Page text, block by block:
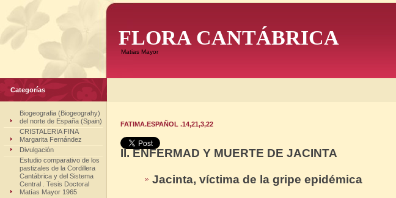
FLORA CANTÁBRICA
Matias Mayor
Categorías
Biogeografia (Biogeograhy)
del norte de España (Spain)
CRISTALERIA FINA
Margarita Fernández
Divulgación
Estudio comparativo de los
pastizales de la Cordillera
Cantábrica y del Sistema
Central . Tesis Doctoral
Matías Mayor 1965
FATIMA.ESPAÑOL .14,21,3,22
II. ENFERMAD Y MUERTE DE JACINTA
Jacinta, víctima de la gripe epidémica